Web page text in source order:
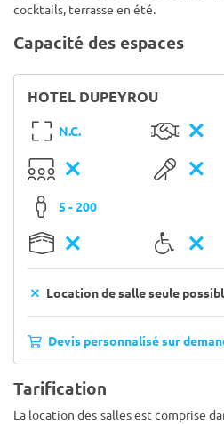
cocktails, terrasse en été.
Capacité des espaces
HOTEL DUPEYROU
N.C.
5 - 200
Location de salle seule
Devis personnalisé sur
Tarification
La location des salles est comprise